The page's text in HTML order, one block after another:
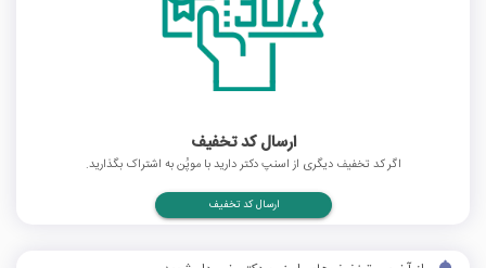
ارسال کد تخفیف
اگر کد تخفیف دیگری از اسنپ دکتر دارید با موپُن به اشتراک بگذارید.
ارسال کد تخفیف